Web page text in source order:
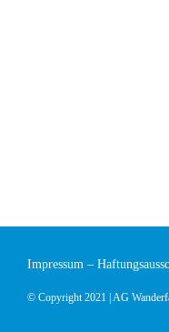
Impressum –
© Copyright 2021 | AG